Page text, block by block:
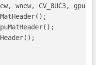
wnew, CV_8UC3,